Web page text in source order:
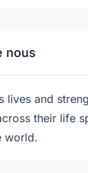
nous
lives and
their life
world.